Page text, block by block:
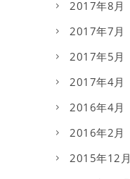
2017年8月
2017年7月
2017年5月
2017年4月
2016年4月
2016年2月
2015年12月